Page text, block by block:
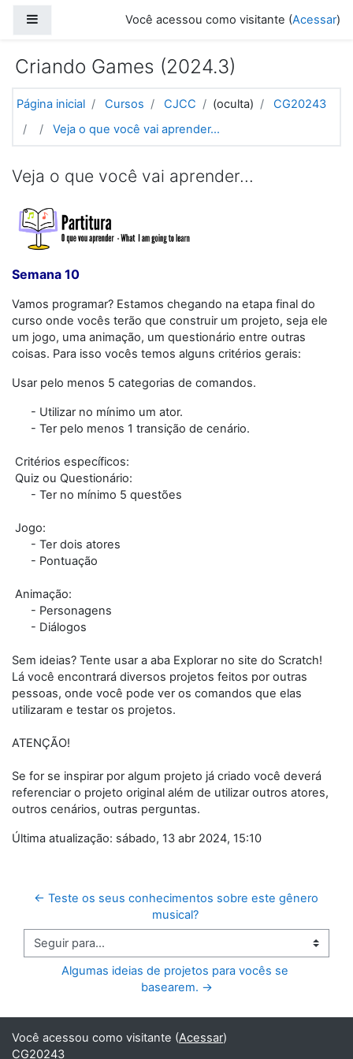
Você acessou como visitante (Acessar)
Criando Games (2024.3)
Página inicial Cursos CJCC (oculta)
CG20243
Veja o que você vai aprender...
Veja o que você vai aprender...
Semana 10
Vamos programar? Estamos chegando na etapa final do
curso onde vocês terão que construir um projeto, seja ele
um jogo, uma animação, um questionário entre outras
coisas. Para isso vocês temos alguns critérios gerais:
Usar pelo menos 5 categorias de comandos.
- Utilizar no mínimo um ator.
- Ter pelo menos 1 transição de cenário.
Critérios específicos:
Quiz ou Questionário:
- Ter no mínimo 5 questões
Jogo:
- Ter dois atores
- Pontuação
Animação:
- Personagens
- Diálogos
Sem ideias? Tente usar a aba Explorar no site do Scratch!
Lá você encontrará diversos projetos feitos por outras
pessoas, onde você pode ver os comandos que elas
utilizaram e testar os projetos.
ATENÇÃO!
Se for se inspirar por algum projeto já criado você deverá
referenciar o projeto original além de utilizar outros atores,
outros cenários, outras perguntas.
Última atualização: sábado, 13 abr 2024, 15:10
← Teste os seus conhecimentos sobre este gênero
musical?
Seguir para...
Algumas ideias de projetos para vocês se
basearem. →
Você acessou como visitante (Acessar)
CG20243